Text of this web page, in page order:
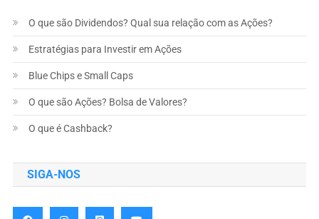
O que são Dividendos? Qual sua relação com as Ações?
Estratégias para Investir em Ações
Blue Chips e Small Caps
O que são Ações? Bolsa de Valores?
O que é Cashback?
SIGA-NOS